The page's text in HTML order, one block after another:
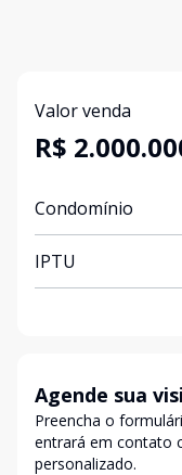
Valor venda
R$
Condomínio
IPTU
Agende sua
Preencha o
entrará em contato
personalizado.